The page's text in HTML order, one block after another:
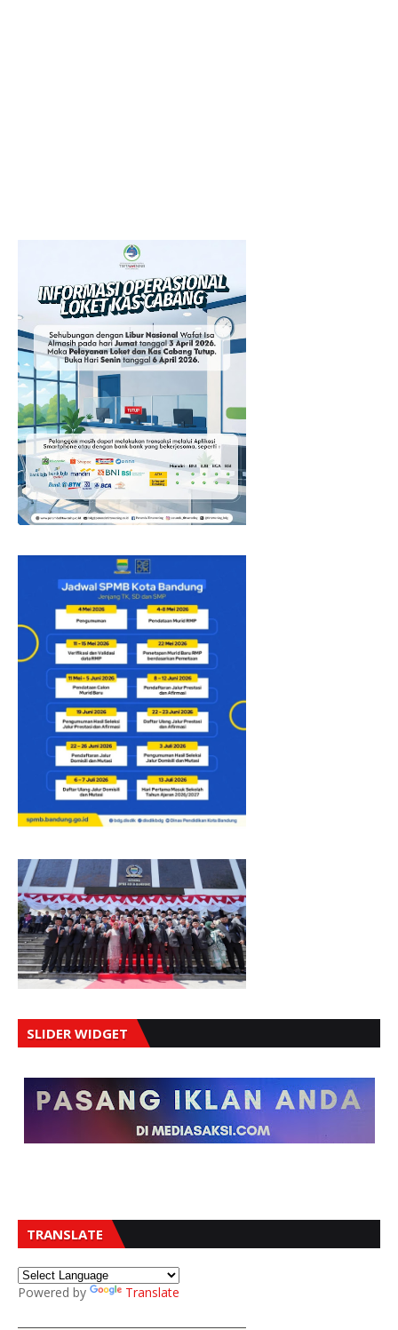
SLIDER WIDGET
TRANSLATE
Powered by Translate